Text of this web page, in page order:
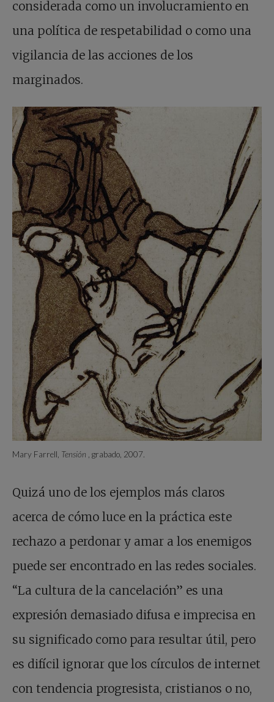
considerada como un involucramiento en
una política de respetabilidad o como una
vigilancia de las acciones de los
marginados.
Mary Farrell, Tensión , grabado, 2007.
Quizá uno de los ejemplos más claros
acerca de cómo luce en la práctica este
rechazo a perdonar y amar a los enemigos
puede ser encontrado en las redes sociales.
“La cultura de la cancelación” es una
expresión demasiado difusa e imprecisa en
su significado como para resultar útil, pero
es difícil ignorar que los círculos de internet
con tendencia progresista, cristianos o no,